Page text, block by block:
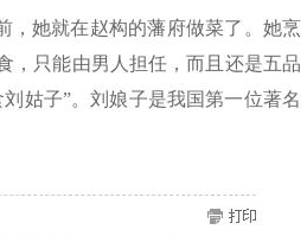
，她就在赵构的藩府做菜了。她烹
，只能由男人担任，而且还是五品
姑子”。刘娘子是我国第一位著名